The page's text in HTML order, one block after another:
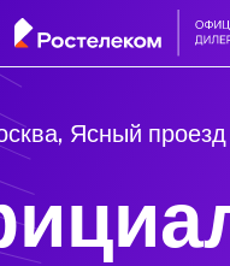
Ясный